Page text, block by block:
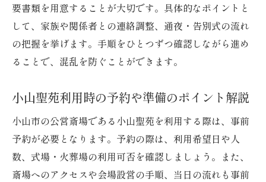
要書類を用意することが大切です。具体的なポイントと
して、家族や関係者との連絡調整、通夜・告別式の流れ
の把握を挙げます。手順をひとつずつ確認しながら進め
ることで、混乱を防ぐことができます。
小山聖苑利用時の予約や準備のポイント解説
小山市の公営斎場である小山聖苑を利用する際は、事前
予約が必要となります。予約の際は、利用希望日や人
数、式場・火葬場の利用可否を確認しましょう。また、
斎場へのアクセスや会場設営の手順、当日の流れも事前